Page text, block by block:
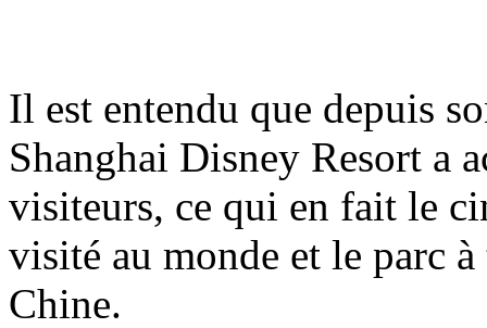
Il est entendu que depuis
Shanghai Disney Resort a
visiteurs, ce qui en fait le
visité au monde et le parc
Chine.